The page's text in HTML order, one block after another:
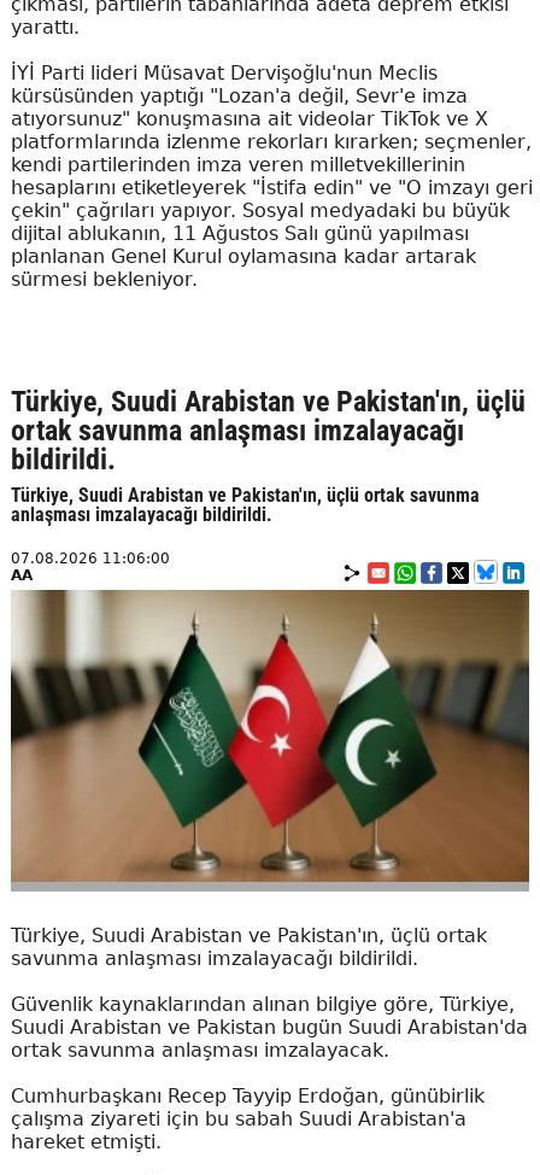
yarattı.
İYİ Parti lideri Müsavat Dervişoğlu'nun Meclis
kürsüsünden yaptığı "Lozan'a değil, Sevr'e imza
atıyorsunuz" konuşmasına ait videolar TikTok ve X
platformlarında izlenme rekorları kırarken; seçmenler,
kendi partilerinden imza veren milletvekillerinin
hesaplarını etiketleyerek "İstifa edin" ve "O imzayı geri
çekin" çağrıları yapıyor. Sosyal medyadaki bu büyük
dijital ablukanın, 11 Ağustos Salı günü yapılması
planlanan Genel Kurul oylamasına kadar artarak
sürmesi bekleniyor.
Türkiye, Suudi Arabistan ve Pakistan'ın, üçlü
ortak savunma anlaşması imzalayacağı
bildirildi.
Türkiye, Suudi Arabistan ve Pakistan'ın, üçlü ortak savunma
anlaşması imzalayacağı bildirildi.
07.08.2026 11:06:00
AA
Türkiye, Suudi Arabistan ve Pakistan'ın, üçlü ortak
savunma anlaşması imzalayacağı bildirildi.
Güvenlik kaynaklarından alınan bilgiye göre, Türkiye,
Suudi Arabistan ve Pakistan bugün Suudi Arabistan'da
ortak savunma anlaşması imzalayacak.
Cumhurbaşkanı Recep Tayyip Erdoğan, günübirlik
çalışma ziyareti için bu sabah Suudi Arabistan'a
hareket etmişti.